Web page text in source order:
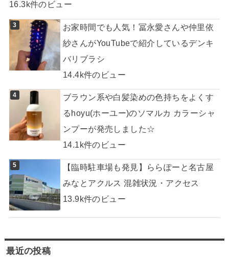
16.3k件のビュー
お家時間でも人気！冨永愛さんや仲里依
紗さんがYouTubeで紹介しているデンキ
バリブラシ
14.4k件のビュー
ブラウン系や白髪染めの色持ちをよくす
るhoyu(ホーユー)のソマルカ カラーシャ
ンプーが発売しました☆
14.1k件のビュー
【臨時駐車場も発見】ららぽーと名古屋
みなとアクルス 混雑状況・アクセス
13.9k件のビュー
最近の投稿